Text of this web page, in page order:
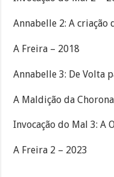
Annabelle 2: A criação
A Freira – 2018
Annabelle 3: De Volta
A Maldição da
Invocação do Mal 3: A
A Freira 2 – 2023